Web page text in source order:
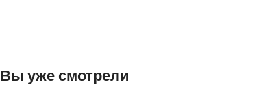
Вы уже смотрели